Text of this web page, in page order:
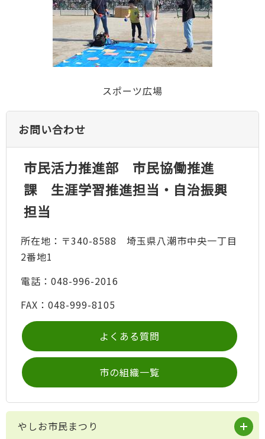
スポーツ広場
お問い合わせ
市民活力推進部 市民協働推進
課 生涯学習推進担当・自治振興
担当
所在地：〒340-8588 埼玉県八潮市中央一丁目
2番地1
電話：048-996-2016
FAX：048-999-8105
よくある質問
市の組織一覧
やしお市民まつり